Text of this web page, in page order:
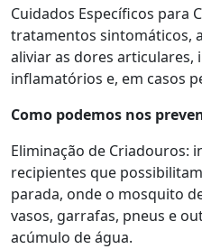
Cuidados Específicos para
tratamentos sintomáticos,
aliviar as dores articulares,
inflamatórios e, em casos
Como podemos nos
Eliminação de Criadouros:
recipientes que
parada, onde o mosquito
vasos, garrafas, pneus e
acúmulo de água.